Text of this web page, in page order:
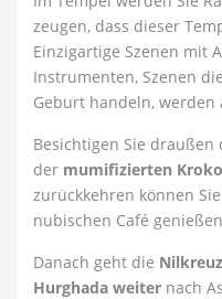
zeugen, dass dieser
Einzigartige Szenen mit
Instrumenten, Szenen
Geburt handeln, werden
Besichtigen Sie draußen
der mumifizierten
zurückkehren können
nubischen Café
Danach geht die
Hurghada weiter nach